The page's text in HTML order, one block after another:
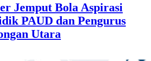
Jemput Bola Aspirasi
PAUD dan Pengurus
Utara